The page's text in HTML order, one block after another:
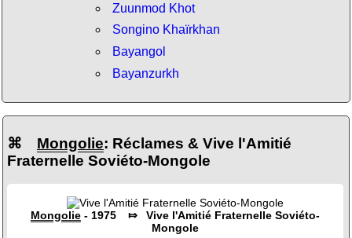
Zuunmod Khot
Songino Khaïrkhan
Bayangol
Bayanzurkh
⌘ Mongolie: Réclames & Vive l'Amitié
Fraternelle Soviéto-Mongole
Mongolie- 1975 ⤇ Vive l'Amitié Fraternelle Soviéto-
Mongole